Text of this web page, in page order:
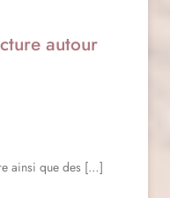
autour
ainsi que des […]